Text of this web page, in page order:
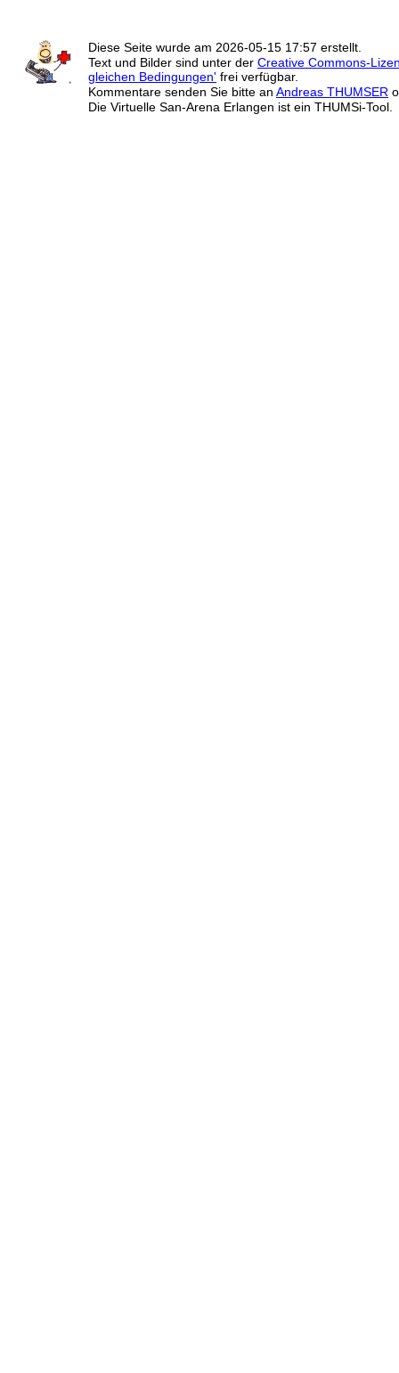
Diese Seite wurde am 2026-05-15 17:57 erstellt.
Text und Bilder sind unter der Creative Commons-
gleichen Bedingungen' frei verfügbar.
Kommentare senden Sie bitte an Andreas THUMSER
Die Virtuelle San-Arena Erlangen ist ein THUMSi-Tool.